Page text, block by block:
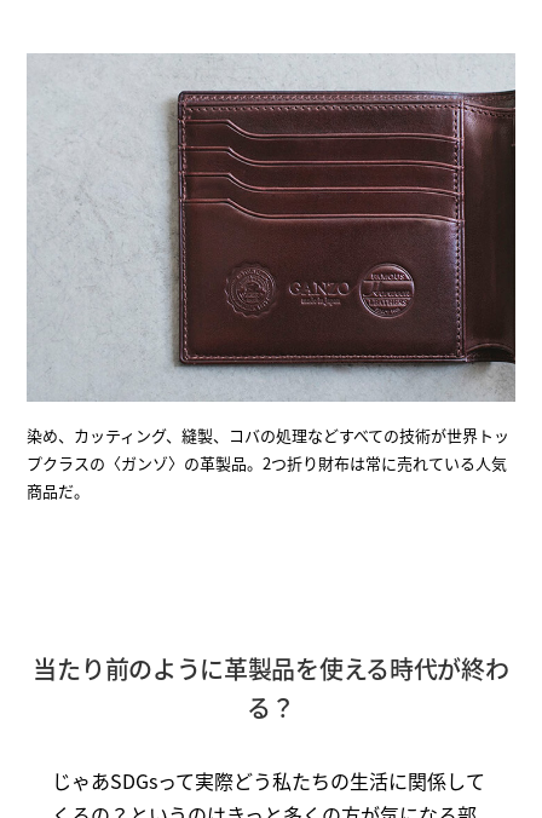
染め、カッティング、縫製、コバの処理などすべての技術が世界トッ
プクラスの〈ガンゾ〉の革製品。2つ折り財布は常に売れている人気
商品だ。
当たり前のように革製品を使える時代が終わ
る？
じゃあSDGsって実際どう私たちの生活に関係して